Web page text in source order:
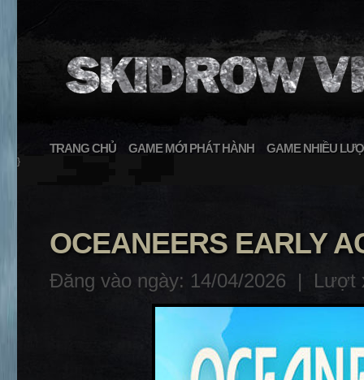
TRANG CHỦ GAME MỚI PHÁT HÀNH GAME NHIỀU
}
OCEANEERS EARLY
Đăng vào ngày: 14/04/2026 | Lượt